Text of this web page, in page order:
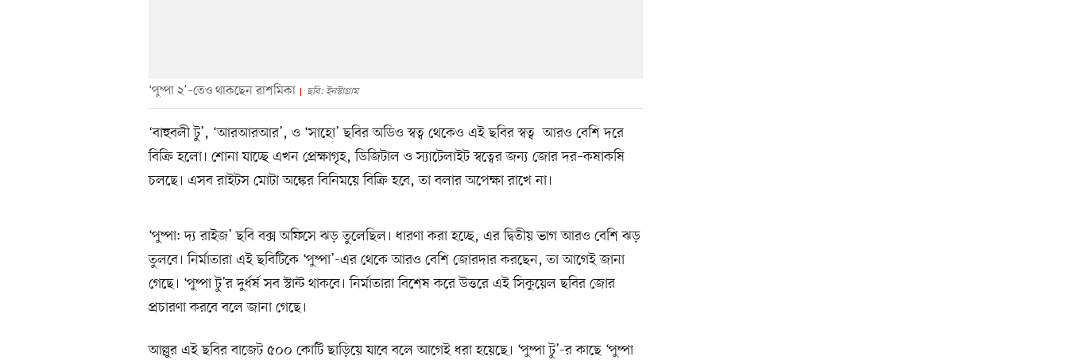
‘পুষ্পা ২’–তেও থাকছেন রাশমিকা ছবি: ইনস্টাগ্রাম
‘বাহুবলী টু’, ‘আরআরআর’, ও ‘সাহো’ ছবির অডিও স্বত্ব থেকেও এই ছবির স্বত্ব আরও বেশি দরে
বিক্রি হলো। শোনা যাচ্ছে এখন প্রেক্ষাগৃহ, ডিজিটাল ও স্যাটেলাইট স্বত্বের জন্য জোর দর–কষাকষি
চলছে। এসব রাইটস মোটা অঙ্কের বিনিময়ে বিক্রি হবে, তা বলার অপেক্ষা রাখে না।
‘পুষ্পা: দ্য রাইজ’ ছবি বক্স অফিসে ঝড় তুলেছিল। ধারণা করা হচ্ছে, এর দ্বিতীয় ভাগ আরও বেশি ঝড়
তুলবে। নির্মাতারা এই ছবিটিকে ‘পুষ্পা’-এর থেকে আরও বেশি জোরদার করছেন, তা আগেই জানা
গেছে। ‘পুষ্পা টু’র দুর্ধর্ষ সব স্টান্ট থাকবে। নির্মাতারা বিশেষ করে উত্তরে এই সিকুয়েল ছবির জোর
প্রচারণা করবে বলে জানা গেছে।
আল্লুর এই ছবির বাজেট ৫০০ কোটি ছাড়িয়ে যাবে বলে আগেই ধরা হয়েছে। ‘পুষ্পা টু’-র কাছে ‘পুষ্পা